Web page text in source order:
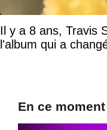
Il y a 8 ans, Travis
l'album qui a
En ce